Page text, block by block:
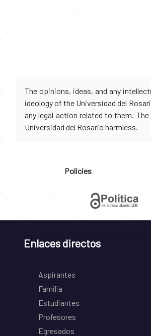
The opinions, ideas, and any
ideology of the Universidad del
any legal action related to them.
Universidad del Rosario harmless.
Policies
Enlaces directos
Aspirantes
Familia
Estudiantes
Profesores
Egresados